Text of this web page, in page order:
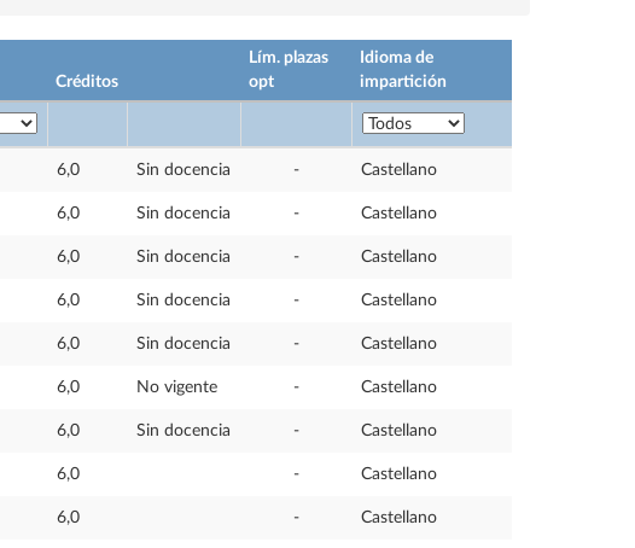
Créditos
Lím. plazas
opt
Idioma de
impartición
6,0 Sin docencia - Castellano
6,0 Sin docencia - Castellano
6,0 Sin docencia - Castellano
6,0 Sin docencia - Castellano
6,0 Sin docencia - Castellano
6,0 No vigente - Castellano
6,0 Sin docencia - Castellano
6,0 - Castellano
6,0 - Castellano